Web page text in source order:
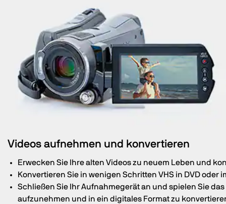
Videos aufnehmen und konvertieren
Erwecken Sie Ihre alten Videos zu neuem Leben und
Konvertieren Sie in wenigen Schritten VHS in DVD oder
Schließen Sie Ihr Aufnahmegerät an und spielen Sie
aufzunehmen und in ein digitales Format zu